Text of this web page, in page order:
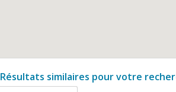
Résultats similaires pour votre